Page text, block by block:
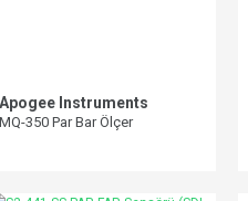
Apogee Instruments
MQ-350 Par Bar Ölçer